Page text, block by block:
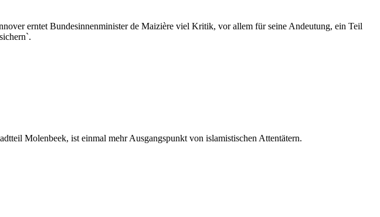
erntet Bundesinnenminister de Maizière viel Kritik, vor allem für seine Andeutung, ein Teil
Molenbeek, ist einmal mehr Ausgangspunkt von islamistischen Attentätern.